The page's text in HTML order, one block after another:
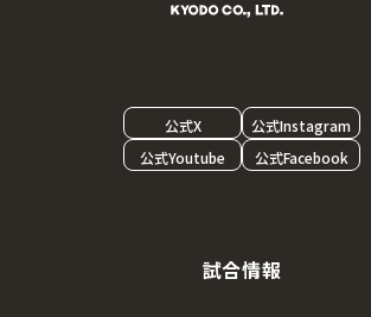
公式X
公式Instagram
公式Youtube
公式Facebook
試合情報